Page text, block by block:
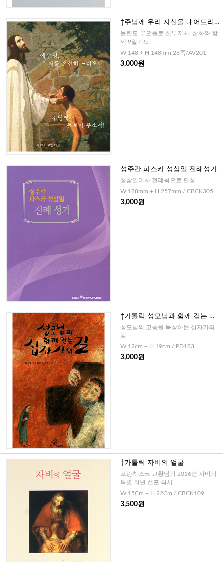
†주님께 우리 자신을 내어드리는
9일기도
돌린도 루오톨로 신부저서, 삽화와 함
께 9일기도
W 148 + H 148mm,26쪽/AV201
3,000원
성주간 파스카 성삼일 전례성가
성삼일미사 전례곡으로 편성
W 188mm + H 257mm / CBCK305
3,000원
†가톨릭 성모님과 함께 걷는 십
자가의 길
성모님의 고통을 묵상하는 십자가의
길
W 12cm + H 19cm / PD183
3,000원
†가톨릭 자비의 얼굴
프란치스코 교황님의 2016년 자비의
특별 희년 선포 칙서
W 15Cm + H 22Cm / CBCK109
3,500원